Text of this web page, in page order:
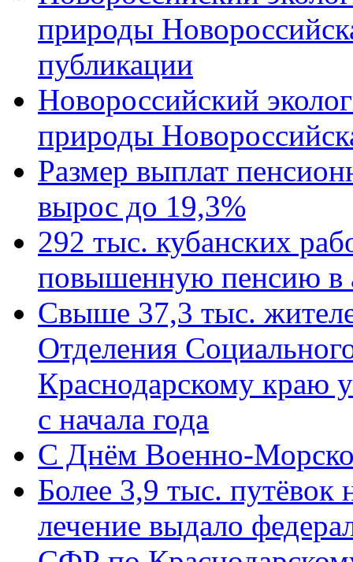
природы
публикации
Новороссийский
природы
Размер выплат
вырос до 19,3%
292 тыс. кубанских
повышенную пенсию в
Свыше 37,3 тыс.
Отделения
Краснодарскому краю
с начала года
C Днём Военно-
Более 3,9 тыс. путёвок
лечение выдало